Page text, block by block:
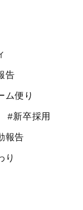
告
ム便り
#新卒採用
報告
り